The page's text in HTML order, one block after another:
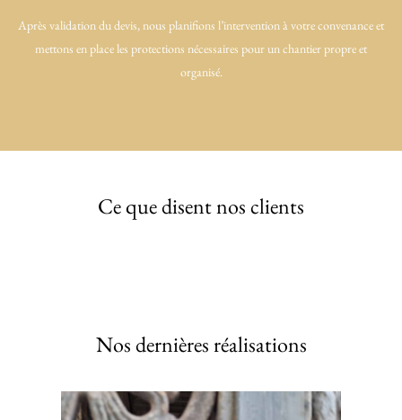
Après validation du devis, nous planifions l’intervention à votre convenance et
mettons en place les protections nécessaires pour un chantier propre et
organisé.
Ce que disent nos clients
Nos dernières réalisations